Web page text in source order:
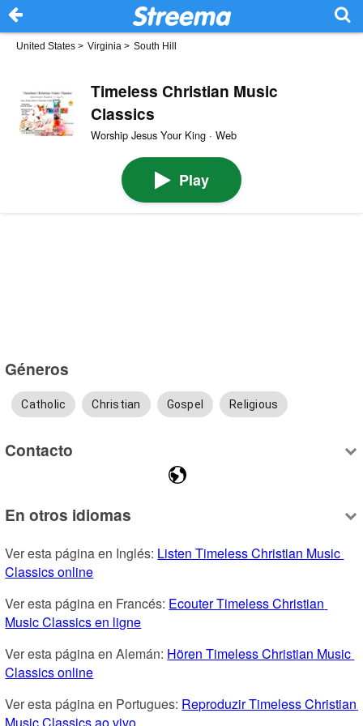
United States > Virginia > South Hill
Timeless Christian Music
Classics
Worship Jesus Your King · Web
Play
Géneros
Catholic Christian Gospel Religious
Contacto
En otros idiomas
Ver esta página en Inglés: Listen Timeless Christian Music
Classics online
Ver esta página en Francés: Ecouter Timeless Christian
Music Classics en ligne
Ver esta página en Alemán: Hören Timeless Christian Music
Classics online
Ver esta página en Portugues: Reproduzir Timeless Christian
Music Classics ao vivo